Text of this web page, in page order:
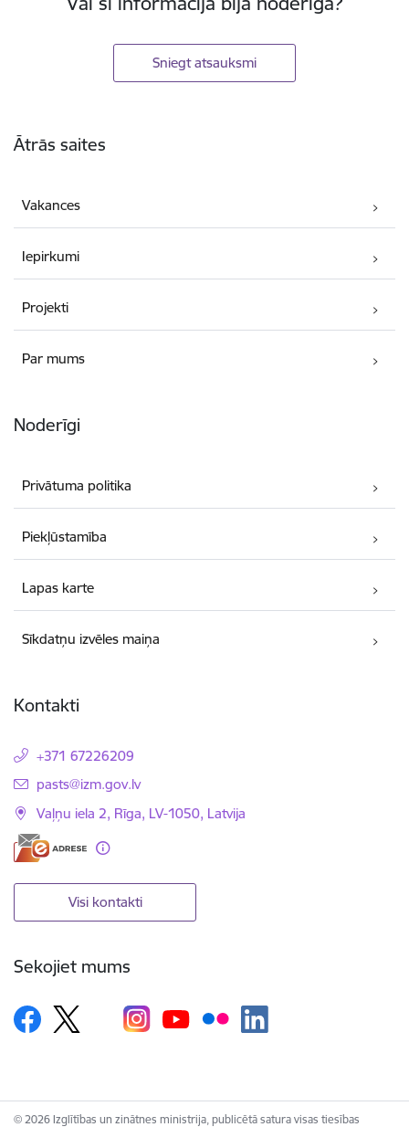
Sniegt atsauksmi
Ātrās saites
Vakances
Iepirkumi
Projekti
Par mums
Noderīgi
Privātuma politika
Piekļūstamība
Lapas karte
Sīkdatņu izvēles maiņa
Kontakti
+371 67226209
E-pasts:
pasts@izm.gov.lv
Vaļņu iela 2, Rīga, LV-1050, Latvija
Visi kontakti
Sekojiet mums
© 2026 Izglītības un zinātnes ministrija, publicētā satura visas tiesības